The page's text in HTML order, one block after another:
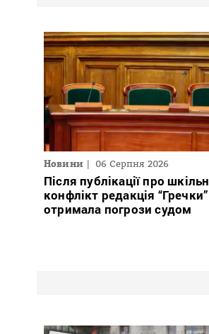
Новини 06 Серпня 2026
Після публікації про
конфлікт редакція “Гречки”
отримала погрози судом